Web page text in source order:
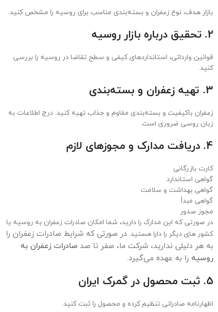
زعفران روسیه
زعفران روسیه به عنوان یک محصول کشاورزی بومی در حال توسعه
است و هنوز راه زیادی برای تبدیل شدن به یک صنعت بزرگ دارد. برخلاف
کشت زعفران دارند، روسیه به دلیل آب و هوای سرد و طولانی، گزینه‌ای
روسیه در سال‌های اخیر تلاش کرده‌اند با استفاده از فناوری‌های پیشرفته
و گلخانه‌های مجهز، این ادویه گران‌بها را تولید کنند.
زعفران در روسیه همچنان به عنوان یک کالای لوکس و گران‌بها شناخته
می‌شود. اگرچه در مقایسه با ایران و سایر کشورهای تولیدکننده زعفران،
مصرف آن در روسیه به اندازه این کشورها گسترده نیست، اما با این حال
جایگاه ویژه‌ای در بازار روسیه دارد.
صادرات زعفران به روسیه
روند صادرات زعفران به روسیه